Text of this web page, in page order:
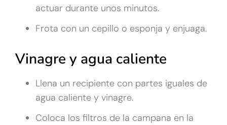
actuar durante unos minutos.
Frota con un cepillo o esponja y enjuaga.
Vinagre y agua caliente
Llena un recipiente con partes iguales de
agua caliente y vinagre.
Coloca los filtros de la campana en la